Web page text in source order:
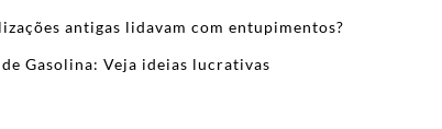
antigas lidavam com entupimentos?
Gasolina: Veja ideias lucrativas